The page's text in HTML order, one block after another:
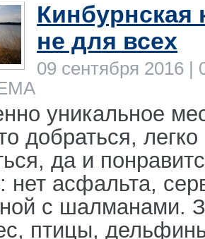
Кинбурнская
не для всех
09 сентября 2016 |
уникальное
добраться, легко
да и
нет асфальта,
с шалманами.
птицы,